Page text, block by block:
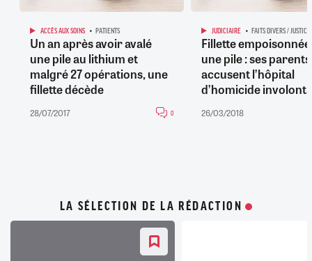
ACCÈS AUX SOINS PATIENTS
Un an après avoir avalé
une pile au lithium et
malgré 27 opérations, une
fillette décède
28/07/2017 0
JUDICIAIRE FAITS DIVERS / JUSTICE
Fillette
une pile : ses parents
accusent l’hôpital
d’homicide
26/03/2018
LA SÉLECTION DE LA RÉDACTION